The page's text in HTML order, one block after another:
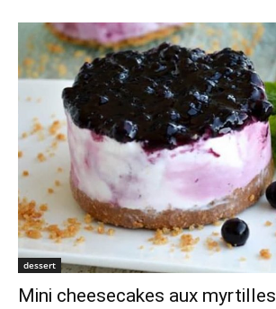
dessert
Mini cheesecakes aux myrtilles